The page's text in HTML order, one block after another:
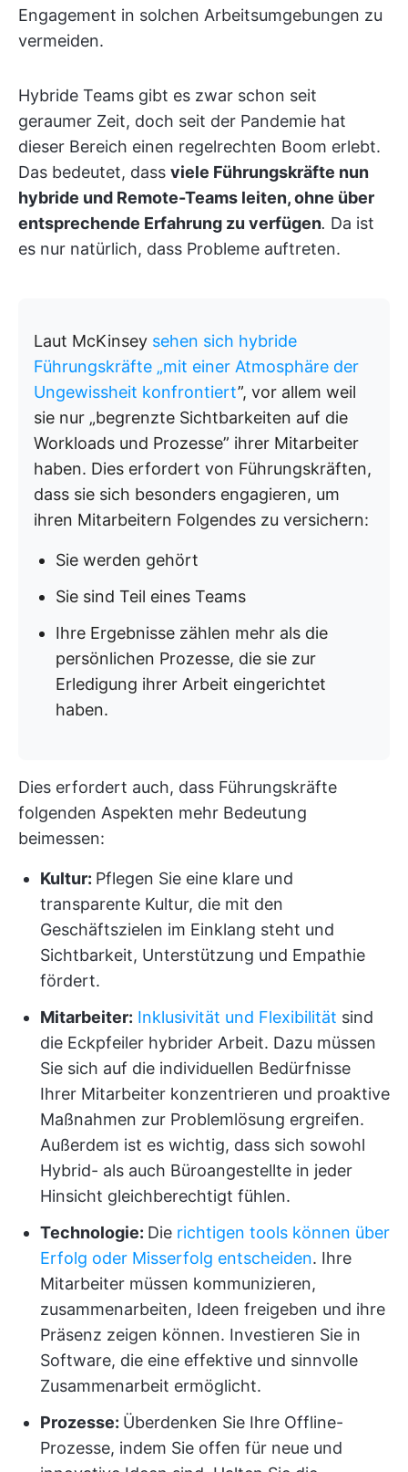
Engagement in solchen Arbeitsumgebungen zu
vermeiden.
Hybride Teams gibt es zwar schon seit
geraumer Zeit, doch seit der Pandemie hat
dieser Bereich einen regelrechten Boom erlebt.
Das bedeutet, dass viele Führungskräfte nun
hybride und Remote-Teams leiten, ohne über
entsprechende Erfahrung zu verfügen. Da ist
es nur natürlich, dass Probleme auftreten.
Laut McKinsey sehen sich hybride
Führungskräfte „mit einer Atmosphäre der
Ungewissheit konfrontiert”, vor allem weil
sie nur „begrenzte Sichtbarkeiten auf die
Workloads und Prozesse” ihrer Mitarbeiter
haben. Dies erfordert von Führungskräften,
dass sie sich besonders engagieren, um
ihren Mitarbeitern Folgendes zu versichern:
Sie werden gehört
Sie sind Teil eines Teams
Ihre Ergebnisse zählen mehr als die
persönlichen Prozesse, die sie zur
Erledigung ihrer Arbeit eingerichtet
haben.
Dies erfordert auch, dass Führungskräfte
folgenden Aspekten mehr Bedeutung
beimessen:
Kultur: Pflegen Sie eine klare und
transparente Kultur, die mit den
Geschäftszielen im Einklang steht und
Sichtbarkeit, Unterstützung und Empathie
fördert.
Mitarbeiter: Inklusivität und Flexibilität sind
die Eckpfeiler hybrider Arbeit. Dazu müssen
Sie sich auf die individuellen Bedürfnisse
Ihrer Mitarbeiter konzentrieren und proaktive
Maßnahmen zur Problemlösung ergreifen.
Außerdem ist es wichtig, dass sich sowohl
Hybrid- als auch Büroangestellte in jeder
Hinsicht gleichberechtigt fühlen.
Technologie: Die richtigen tools können über
Erfolg oder Misserfolg entscheiden. Ihre
Mitarbeiter müssen kommunizieren,
zusammenarbeiten, Ideen freigeben und ihre
Präsenz zeigen können. Investieren Sie in
Software, die eine effektive und sinnvolle
Zusammenarbeit ermöglicht.
Prozesse: Überdenken Sie Ihre Offline-
Prozesse, indem Sie offen für neue und